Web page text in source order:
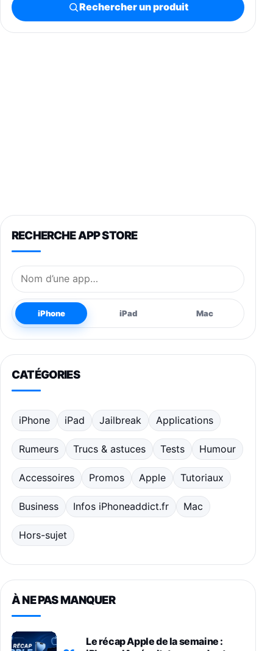
Rechercher un produit
RECHERCHE APP STORE
Nom de l’application
iPhone iPad Mac
CATÉGORIES
iPhone iPad Jailbreak Applications
Rumeurs Trucs & astuces Tests Humour
Accessoires Promos Apple Tutoriaux
Business Infos iPhoneaddict.fr Mac
Hors-sujet
À NE PAS MANQUER
Le récap Apple de la semaine :